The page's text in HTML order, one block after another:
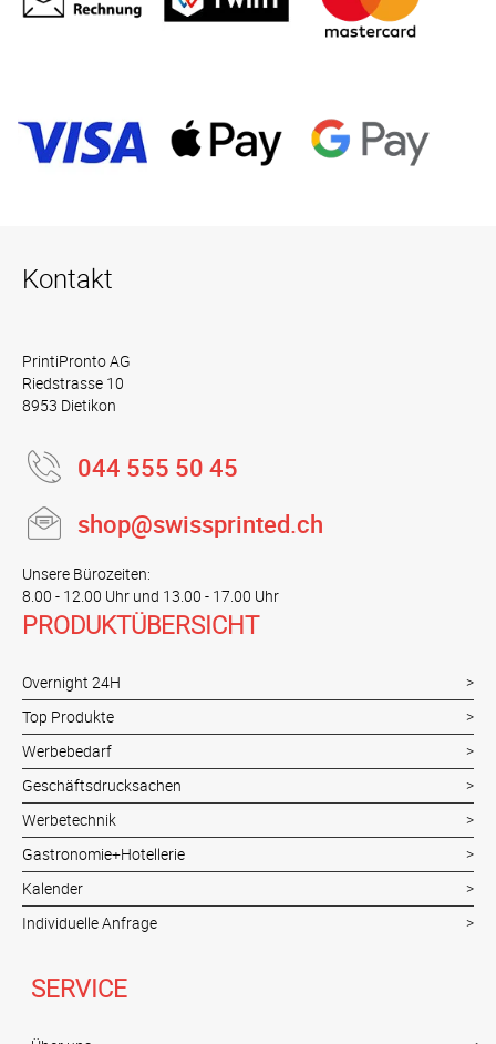
Kontakt
PrintiPronto AG
Riedstrasse 10
8953 Dietikon
044 555 50 45
shop@swissprinted.ch
Unsere Bürozeiten:
8.00 - 12.00 Uhr und 13.00 - 17.00 Uhr
PRODUKTÜBERSICHT
Overnight 24H
Top Produkte
Werbebedarf
Geschäftsdrucksachen
Werbetechnik
Gastronomie+Hotellerie
Kalender
Individuelle Anfrage
SERVICE